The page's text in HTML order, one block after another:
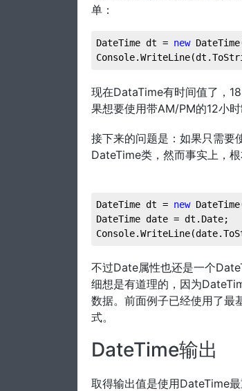
单：
DateTime dt = new
现在DataTime有时间值了，
果想要使用带AM/PM的12小
接下来的问题是：如果只需要
DateTime类，然而事实上，
DateTime dt = new
DateTime date = dt.Date;
不过Date属性也还是一个
细想是有道理的，因为
数据。前面例子已经使用了
式。
DateTime输出
取得输出值是使用DateTime